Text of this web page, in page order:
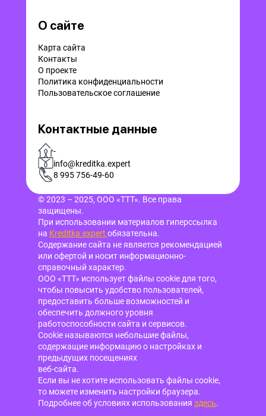
О сайте
Карта сайта
Контакты
О проекте
Политика конфиденциальности
Пользовательское соглашение
Контактные данные
-
info@kreditka.expert
8 995 756-49-60
© 2023 – 2025, ООО «ТТТ». Все права
защищены.
При использовании материалов гиперссылка
на Kreditka.expert обязательна.
Содержание сайта не является рекомендацией
или офертой и носит информационно-
справочный характер.
ООО «ТТТ» использует файлы cookie для того,
чтобы повысить удобство пользователей,
предоставить больше возможностей и
обеспечить должного уровня
работоспособности сайта и сервисов.
Cookie называются небольшие файлы,
содержащие информацию о настройках и
предыдущих посещениях
веб-сайта.
Если вы не хотите использовать файлы cookie,
то можете изменить настройки браузера.
Подробнее об условиях использования здесь.